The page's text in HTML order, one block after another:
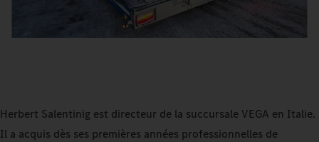
Herbert Salentinig est directeur de la succursale VEGA en Italie.
Il a acquis dès ses premières années professionnelles de